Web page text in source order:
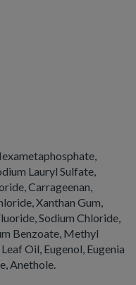
Lauryl Sulfate,
Carrageenan,
Xanthan Gum,
Sodium Chloride,
Benzoate, Methyl
Oil, Eugenol, Eugenia
Anethole.